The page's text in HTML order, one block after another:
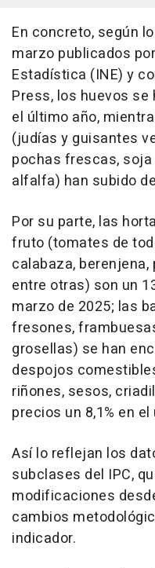
En concreto, según
marzo publicados
Estadística (INE) y
Press, los huevos se
el último año,
(judías y guisantes
pochas frescas,
alfalfa) han subido
Por su parte, las
fruto (tomates de
calabaza,
entre otras) son un
marzo de 2025; las
fresones,
grosellas) se han
despojos
riñones, sesos,
precios un 8,1% en
Así lo reflejan los
subclases del IPC,
modificaciones
cambios
indicador.